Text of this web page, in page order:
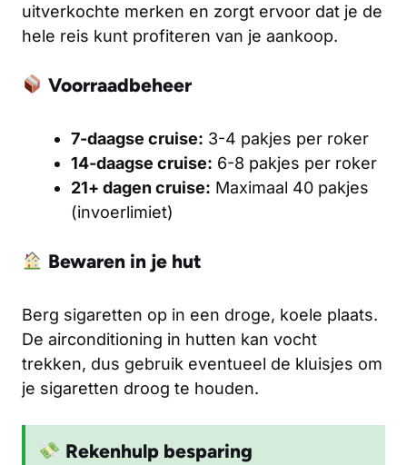
uitverkochte merken en zorgt ervoor dat je de
hele reis kunt profiteren van je aankoop.
Voorraadbeheer
7-daagse cruise: 3-4 pakjes per roker
14-daagse cruise: 6-8 pakjes per roker
21+ dagen cruise: Maximaal 40 pakjes
(invoerlimiet)
Bewaren in je hut
Berg sigaretten op in een droge, koele plaats.
De airconditioning in hutten kan vocht
trekken, dus gebruik eventueel de kluisjes om
je sigaretten droog te houden.
Rekenhulp besparing